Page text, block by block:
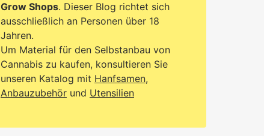
Grow Shops. Dieser Blog richtet sich
ausschließlich an Personen über 18
Jahren.
Um Material für den Selbstanbau von
Cannabis zu kaufen, konsultieren Sie
unseren Katalog mit Hanfsamen,
Anbauzubehörund Utensilien